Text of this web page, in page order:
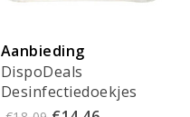
Aanbieding
DispoDeals
Desinfectiedoekjes
droog refill 28x28cm